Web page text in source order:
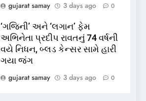
gujarat samay
3 days ago 0
‘ગજિની’ અને ‘લગાન’ ફેમ
અભિનેતા પ્રદીપ રાવતનું 74 વર્ષની
વયે નિધન, બ્લડ કેન્સર સામે હારી
ગયા જંગ
gujarat samay
3 days ago 0
પાસ, વિપક્ષનો ઉગ્ર હોબાળો
શું તમારું મધ કે ઘી ખરેખર શુદ્ધ
છે? FSSAIએ ડાબરના દાવાઓની
પોલ ખોલી, મૂક્યો પ્રતિબંધ
INDIA TOP NEWS